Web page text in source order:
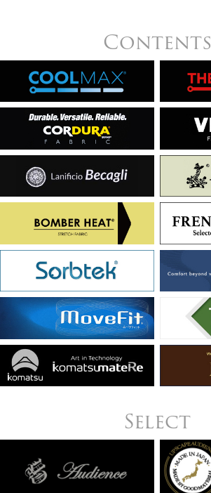
Contents
Select